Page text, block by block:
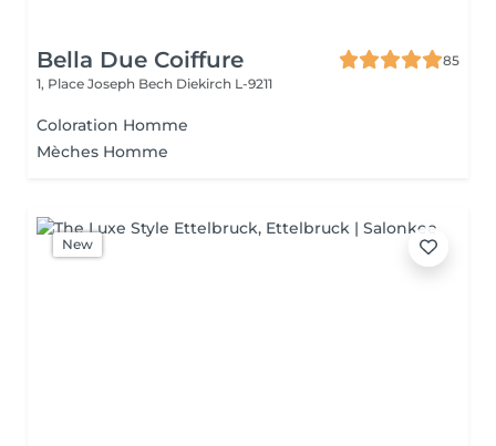
Bella Due Coiffure
85
1, Place Joseph Bech Diekirch L-9211
Coloration Homme
Mèches Homme
New